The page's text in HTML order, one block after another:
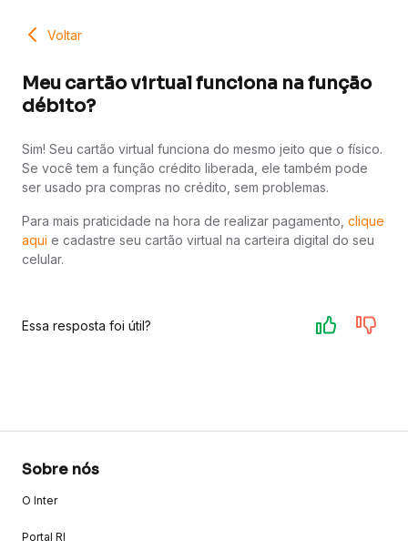
Voltar
Meu cartão virtual funciona na função
débito?
Sim! Seu cartão virtual funciona do mesmo jeito que o físico.
Se você tem a função crédito liberada, ele também pode
ser usado pra compras no crédito, sem problemas.
Para mais praticidade na hora de realizar pagamento, clique
aqui e cadastre seu cartão virtual na carteira digital do seu
celular.
Essa resposta foi útil?
Sobre nós
O Inter
Portal RI